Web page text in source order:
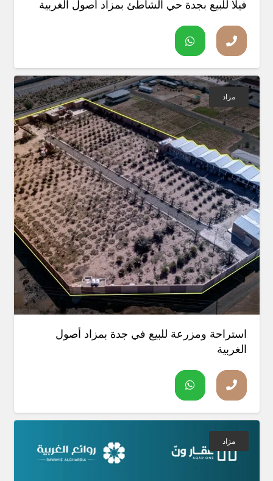
فيلا للبيع بجدة حي الشاطئ بمزاد أصول الغربية
مزاد
استراحة ومزرعة للبيع في جدة بمزاد أصول
الغربية
مزاد